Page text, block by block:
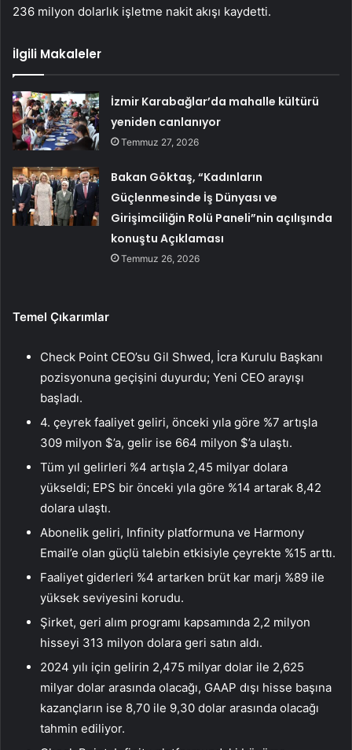
236 milyon dolarlık işletme nakit akışı kaydetti.
İlgili Makaleler
İzmir Karabağlar’da mahalle kültürü
yeniden canlanıyor
Temmuz 27, 2026
Bakan Göktaş, “Kadınların
Güçlenmesinde İş Dünyası ve
Girişimciliğin Rolü Paneli”nin açılışında
konuştu Açıklaması
Temmuz 26, 2026
Temel Çıkarımlar
Check Point CEO’su Gil Shwed, İcra Kurulu Başkanı
pozisyonuna geçişini duyurdu; Yeni CEO arayışı
başladı.
4. çeyrek faaliyet geliri, önceki yıla göre %7 artışla
309 milyon $’a, gelir ise 664 milyon $’a ulaştı.
Tüm yıl gelirleri %4 artışla 2,45 milyar dolara
yükseldi; EPS bir önceki yıla göre %14 artarak 8,42
dolara ulaştı.
Abonelik geliri, Infinity platformuna ve Harmony
Email’e olan güçlü talebin etkisiyle çeyrekte %15 arttı.
Faaliyet giderleri %4 artarken brüt kar marjı %89 ile
yüksek seviyesini korudu.
Şirket, geri alım programı kapsamında 2,2 milyon
hisseyi 313 milyon dolara geri satın aldı.
2024 yılı için gelirin 2,475 milyar dolar ile 2,625
milyar dolar arasında olacağı, GAAP dışı hisse başına
kazançların ise 8,70 ile 9,30 dolar arasında olacağı
tahmin ediliyor.